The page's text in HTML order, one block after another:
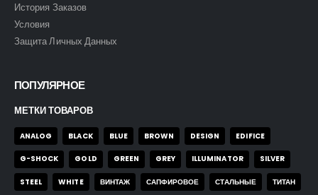
История Заказов
Условия
Защита Личных Данных
ПОПУЛЯРНОЕ
МЕТКИ ТОВАРОВ
ANALOG BLACK BLUE BROWN DESIGN EDIFICE
G-SHOCK GOLD GREEN GREY ILLUMINATOR SILVER
STEEL WHITE ВИНТАЖ САПФИРОВОЕ СТАЛЬНЫЕ ТИТАН